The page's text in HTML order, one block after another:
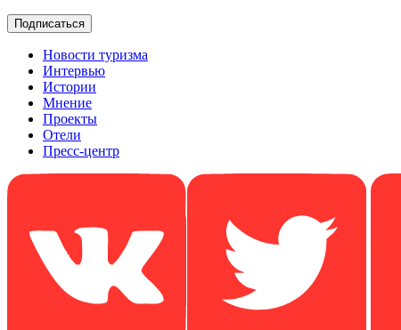
Новости туризма
Интервью
Истории
Мнение
Проекты
Отели
Пресс-центр